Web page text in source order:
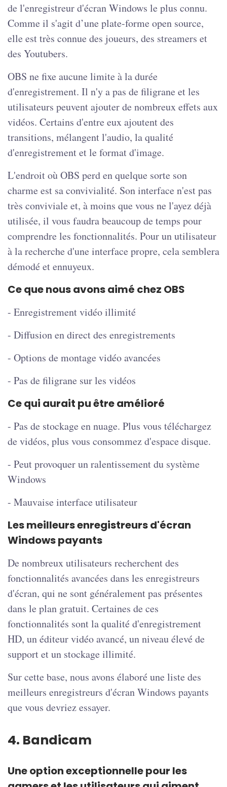
de l'enregistreur d'écran Windows le plus connu.
Comme il s'agit d’une plate-forme open source,
elle est très connue des joueurs, des streamers et
des Youtubers.
OBS ne fixe aucune limite à la durée
d'enregistrement. Il n'y a pas de filigrane et les
utilisateurs peuvent ajouter de nombreux effets aux
vidéos. Certains d'entre eux ajoutent des
transitions, mélangent l'audio, la qualité
d'enregistrement et le format d'image.
L'endroit où OBS perd en quelque sorte son
charme est sa convivialité. Son interface n'est pas
très conviviale et, à moins que vous ne l'ayez déjà
utilisée, il vous faudra beaucoup de temps pour
comprendre les fonctionnalités. Pour un utilisateur
à la recherche d'une interface propre, cela semblera
démodé et ennuyeux.
Ce que nous avons aimé chez OBS
- Enregistrement vidéo illimité
- Diffusion en direct des enregistrements
- Options de montage vidéo avancées
- Pas de filigrane sur les vidéos
Ce qui aurait pu être amélioré
- Pas de stockage en nuage. Plus vous téléchargez
de vidéos, plus vous consommez d'espace disque.
- Peut provoquer un ralentissement du système
Windows
- Mauvaise interface utilisateur
Les meilleurs enregistreurs d'écran
Windows payants
De nombreux utilisateurs recherchent des
fonctionnalités avancées dans les enregistreurs
d'écran, qui ne sont généralement pas présentes
dans le plan gratuit. Certaines de ces
fonctionnalités sont la qualité d'enregistrement
HD, un éditeur vidéo avancé, un niveau élevé de
support et un stockage illimité.
Sur cette base, nous avons élaboré une liste des
meilleurs enregistreurs d'écran Windows payants
que vous devriez essayer.
4. Bandicam
Une option exceptionnelle pour les